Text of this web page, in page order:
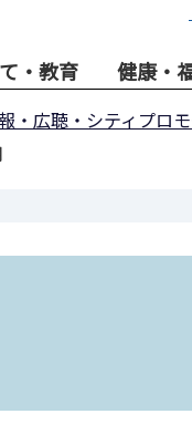
・教育 健康・
・広聴・シティプロ